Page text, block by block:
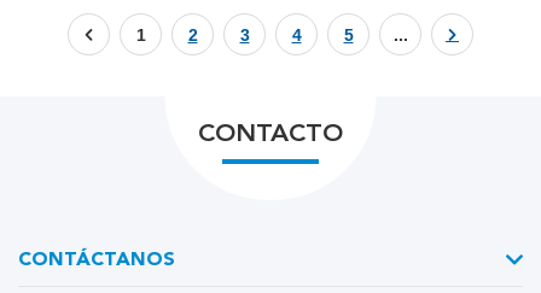
1 2 3 4 5 ...
CONTACTO
CONTÁCTANOS